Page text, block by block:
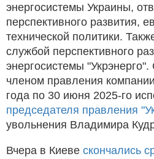
энергосистемы Украины,
перспективного развития,
технической политики.
службой перспективного
энергосистемы
членом правления
года по 30 июня 2025-го
председателя правления
увольнения Владимира
Вчера в Киеве скончались